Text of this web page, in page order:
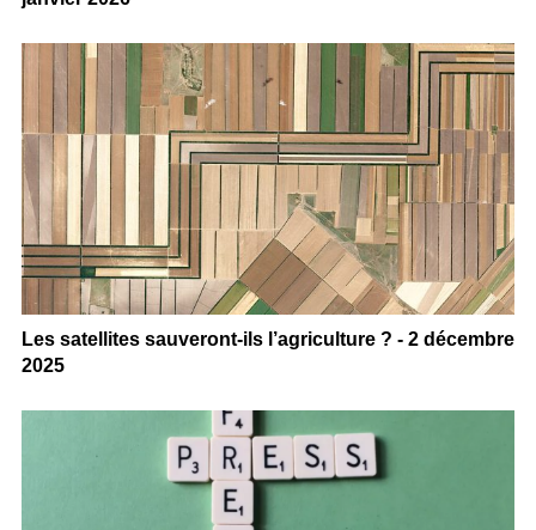
Les satellites sauveront-ils l’agriculture ? - 2 décembre
2025